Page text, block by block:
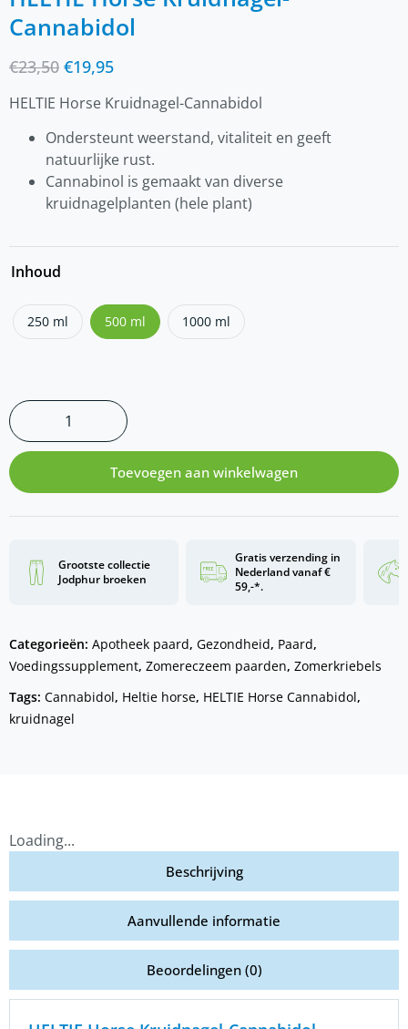
Cannabidol
€23,50 €19,95
HELTIE Horse Kruidnagel-Cannabidol
Ondersteunt weerstand, vitaliteit en geeft
natuurlijke rust.
Cannabinol is gemaakt van diverse
kruidnagelplanten (hele plant)
Inhoud
250 ml 500 ml 1000 ml
Toevoegen aan winkelwagen
Grootste collectie
Jodphur broeken
Gratis verzending in
Nederland vanaf €
59,-*.
Categorieën: Apotheek paard, Gezondheid, Paard,
Voedingssupplement, Zomereczeem paarden, Zomerkriebels
Tags: Cannabidol, Heltie horse, HELTIE Horse Cannabidol,
kruidnagel
Loading...
Beschrijving
Aanvullende informatie
Beoordelingen (0)